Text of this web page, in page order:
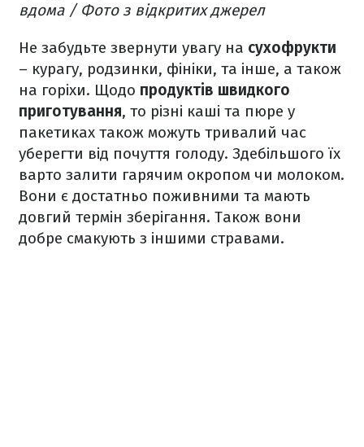
вдома / Фото з відкритих джерел
Не забудьте звернути увагу на сухофрукти
– курагу, родзинки, фініки, та інше, а також
на горіхи. Щодо продуктів швидкого
приготування, то різні каші та пюре у
пакетиках також можуть тривалий час
уберегти від почуття голоду. Здебільшого їх
варто залити гарячим окропом чи молоком.
Вони є достатньо поживними та мають
довгий термін зберігання. Також вони
добре смакують з іншими стравами.